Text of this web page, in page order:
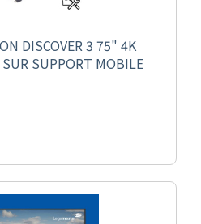
DISCOVER 3 75" 4K
SUPPORT MOBILE